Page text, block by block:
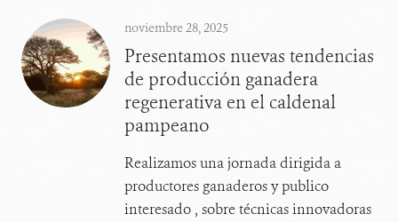
noviembre 28, 2025
Presentamos nuevas tendencias
de producción ganadera
regenerativa en el caldenal
pampeano
Realizamos una jornada dirigida a
productores ganaderos y publico
interesado , sobre técnicas innovadoras